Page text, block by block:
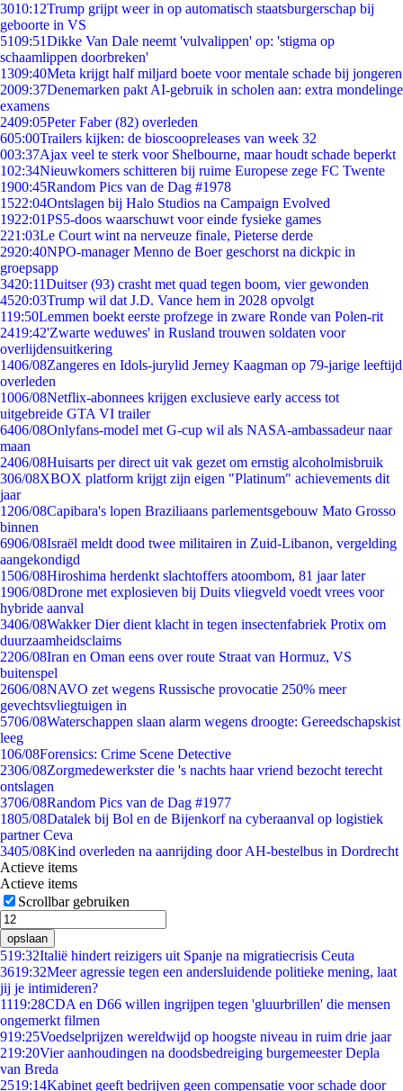
3010:12Trump grijpt weer in op automatisch staatsburgerschap bij
geboorte in VS
5109:51Dikke Van Dale neemt 'vulvalippen' op: 'stigma op
schaamlippen doorbreken'
1309:40Meta krijgt half miljard boete voor mentale schade bij jongeren
2009:37Denemarken pakt AI-gebruik in scholen aan: extra mondelinge
examens
2409:05Peter Faber (82) overleden
605:00Trailers kijken: de bioscoopreleases van week 32
003:37Ajax veel te sterk voor Shelbourne, maar houdt schade beperkt
102:34Nieuwkomers schitteren bij ruime Europese zege FC Twente
1900:45Random Pics van de Dag #1978
1522:04Ontslagen bij Halo Studios na Campaign Evolved
1922:01PS5-doos waarschuwt voor einde fysieke games
221:03Le Court wint na nerveuze finale, Pieterse derde
2920:40NPO-manager Menno de Boer geschorst na dickpic in
groepsapp
3420:11Duitser (93) crasht met quad tegen boom, vier gewonden
4520:03Trump wil dat J.D. Vance hem in 2028 opvolgt
119:50Lemmen boekt eerste profzege in zware Ronde van Polen-rit
2419:42'Zwarte weduwes' in Rusland trouwen soldaten voor
overlijdensuitkering
1406/08Zangeres en Idols-jurylid Jerney Kaagman op 79-jarige leeftijd
overleden
1006/08Netflix-abonnees krijgen exclusieve early access tot
uitgebreide GTA VI trailer
6406/08Onlyfans-model met G-cup wil als NASA-ambassadeur naar
maan
2406/08Huisarts per direct uit vak gezet om ernstig alcoholmisbruik
306/08XBOX platform krijgt zijn eigen "Platinum" achievements dit
jaar
1206/08Capibara's lopen Braziliaans parlementsgebouw Mato Grosso
binnen
6906/08Israël meldt dood twee militairen in Zuid-Libanon, vergelding
aangekondigd
1506/08Hiroshima herdenkt slachtoffers atoombom, 81 jaar later
1906/08Drone met explosieven bij Duits vliegveld voedt vrees voor
hybride aanval
3406/08Wakker Dier dient klacht in tegen insectenfabriek Protix om
duurzaamheidsclaims
2206/08Iran en Oman eens over route Straat van Hormuz, VS
buitenspel
2606/08NAVO zet wegens Russische provocatie 250% meer
gevechtsvliegtuigen in
5706/08Waterschappen slaan alarm wegens droogte: Gereedschapskist
leeg
106/08Forensics: Crime Scene Detective
2306/08Zorgmedewerkster die 's nachts haar vriend bezocht terecht
ontslagen
3706/08Random Pics van de Dag #1977
1805/08Datalek bij Bol en de Bijenkorf na cyberaanval op logistiek
partner Ceva
3405/08Kind overleden na aanrijding door AH-bestelbus in Dordrecht
Actieve items
Actieve items
Scrollbar gebruiken
opslaan
519:32Italië hindert reizigers uit Spanje na migratiecrisis Ceuta
3619:32Meer agressie tegen een andersluidende politieke mening, laat
jij je intimideren?
1119:28CDA en D66 willen ingrijpen tegen 'gluurbrillen' die mensen
ongemerkt filmen
919:25Voedselprijzen wereldwijd op hoogste niveau in ruim drie jaar
219:20Vier aanhoudingen na doodsbedreiging burgemeester Depla
van Breda
2519:14Kabinet geeft bedrijven geen compensatie voor schade door